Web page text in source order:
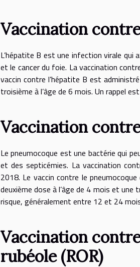
Vaccination
L’hépatite B est une infection virale
et le cancer du foie. La vaccination
vaccin contre l’hépatite B est
troisième à l’âge de 6 mois. Un rappel
Vaccination
Le pneumocoque est une bactérie qui
et des septicémies. La vaccination
2018. Le vaccin contre le
deuxième dose à l’âge de 4 mois et
risque, généralement entre 12 et 24
Vaccination
rubéole (ROR)